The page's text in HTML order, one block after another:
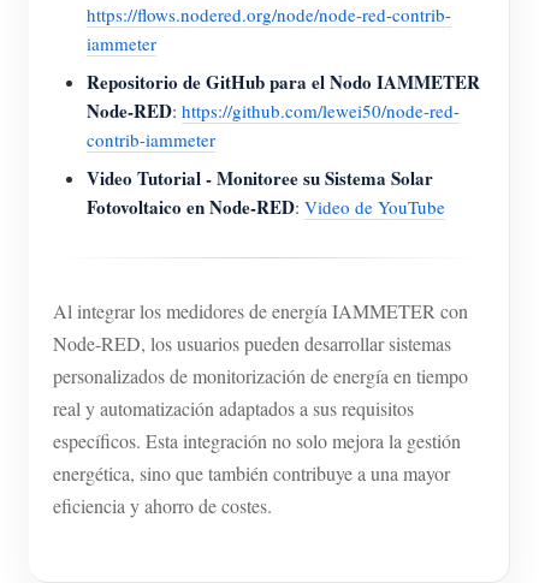
https://flows.nodered.org/node/node-red-contrib-
iammeter
Repositorio de GitHub para el Nodo IAMMETER
Node-RED: https://github.com/lewei50/node-red-
contrib-iammeter
Video Tutorial - Monitoree su Sistema Solar
Fotovoltaico en Node-RED: Video de YouTube
Al integrar los medidores de energía IAMMETER con
Node-RED, los usuarios pueden desarrollar sistemas
personalizados de monitorización de energía en tiempo
real y automatización adaptados a sus requisitos
específicos. Esta integración no solo mejora la gestión
energética, sino que también contribuye a una mayor
eficiencia y ahorro de costes.